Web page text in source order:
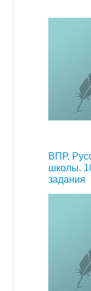
ВПР.
школы.
задания